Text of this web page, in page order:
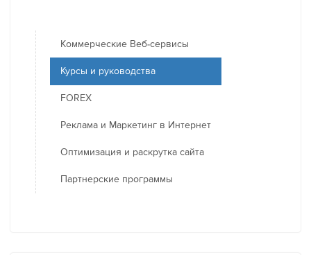
Коммерческие Веб-сервисы
Курсы и руководства
FOREX
Реклама и Маркетинг в Интернет
Оптимизация и раскрутка сайта
Партнерские программы